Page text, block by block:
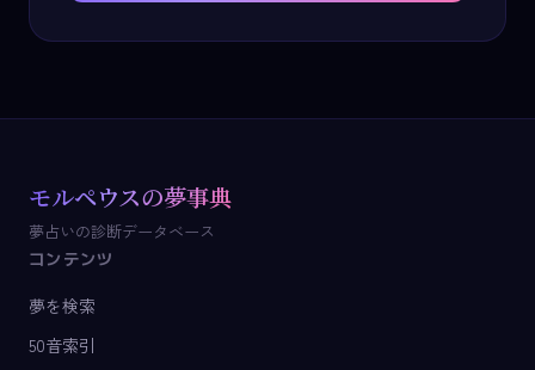
モルペウスの夢事典
夢占いの診断データベース
コンテンツ
夢を検索
50音索引